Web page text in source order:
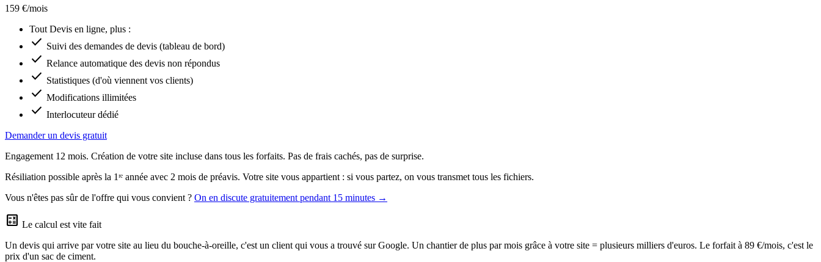
159 €/mois
Tout Devis en ligne, plus :
check Suivi des demandes de devis (tableau de bord)
check Relance automatique des devis non répondus
check Statistiques (d'où viennent vos clients)
check Modifications illimitées
check Interlocuteur dédié
Demander un devis gratuit
Engagement 12 mois. Création de votre site incluse dans tous les forfaits. Pas de frais cachés, pas de surprise.
Résiliation possible après la 1ʳᵉ année avec 2 mois de préavis. Votre site vous appartient : si vous partez, on vous transmet tous les fichiers.
Vous n'êtes pas sûr de l'offre qui vous convient ? On en discute gratuitement pendant 15 minutes →
calculate Le calcul est vite fait
Un devis qui arrive par votre site au lieu du bouche-à-oreille, c'est un client qui vous a trouvé sur Google. Un chantier de plus par mois grâce à votre site = plusieurs milliers d'euros. Le forfait à 89 €/mois, c'est le
prix d'un sac de ciment.